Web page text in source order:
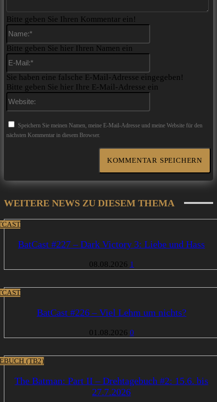
Bitte geben Sie Ihren Kommentar ein!
Bitte geben Sie hier Ihren Namen ein
Sie haben eine falsche E-Mail-Adresse eingegeben!
Bitte geben Sie hier Ihre E-Mail-Adresse ein
Speichern Sie meinen Namen, meine E-Mail-Adresse und meine Website für den
nächsten Kommentar in diesem Browser.
WEITERE NEWS ZU DIESEM THEMA
BatCast #227 – Dark Victory 3: Liebe und Hass
08.08.2026 1
BatCast #226 – Viel Lehm um nichts?
01.08.2026 0
(TB2)
The Batman: Part II – Drehtagebuch #2: 15.6. bis
27.7.2026